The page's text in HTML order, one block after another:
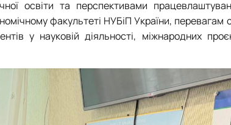
освіти та перспективами
факультеті НУБіП України, перевагам
у науковій діяльності, міжнародних